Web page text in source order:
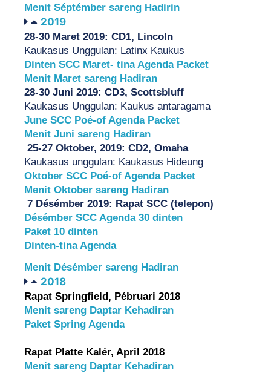
Menit Séptémber sareng Hadirin
2019
28-30 Maret 2019: CD1, Lincoln
Kaukasus Unggulan: Latinx Kaukus
Dinten SCC Maret- tina Agenda Packet
Menit Maret sareng Hadiran
28-30 Juni 2019: CD3, Scottsbluff
Kaukasus Unggulan: Kaukus antaragama
June SCC Poé-of Agenda Packet
Menit Juni sareng Hadiran
25-27 Oktober, 2019: CD2, Omaha
Kaukasus unggulan: Kaukasus Hideung
Oktober SCC Poé-of Agenda Packet
Menit Oktober sareng Hadiran
7 Désémber 2019: Rapat SCC (telepon)
Désémber SCC Agenda 30 dinten
Paket 10 dinten
Dinten-tina Agenda
Menit Désémber sareng Hadiran
2018
Rapat Springfield, Pébruari 2018
Menit sareng Daptar Kehadiran
Paket Spring Agenda
Rapat Platte Kalér, April 2018
Menit sareng Daptar Kehadiran